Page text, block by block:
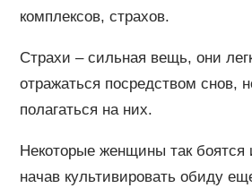
комплексов, страхов.
Страхи – сильная вещь, они
отражаться посредством снов,
полагаться на них.
Некоторые женщины так
начав культивировать обиду